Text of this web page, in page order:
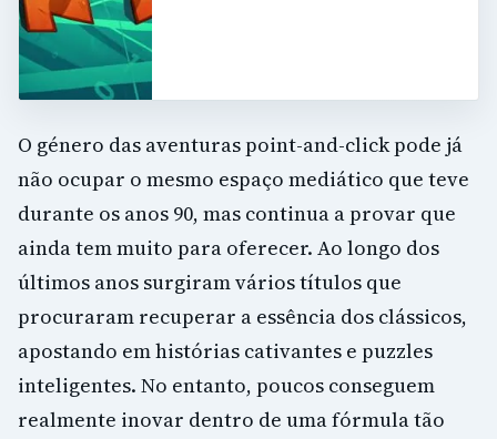
O género das aventuras point-and-click pode já
não ocupar o mesmo espaço mediático que teve
durante os anos 90, mas continua a provar que
ainda tem muito para oferecer. Ao longo dos
últimos anos surgiram vários títulos que
procuraram recuperar a essência dos clássicos,
apostando em histórias cativantes e puzzles
inteligentes. No entanto, poucos conseguem
realmente inovar dentro de uma fórmula tão